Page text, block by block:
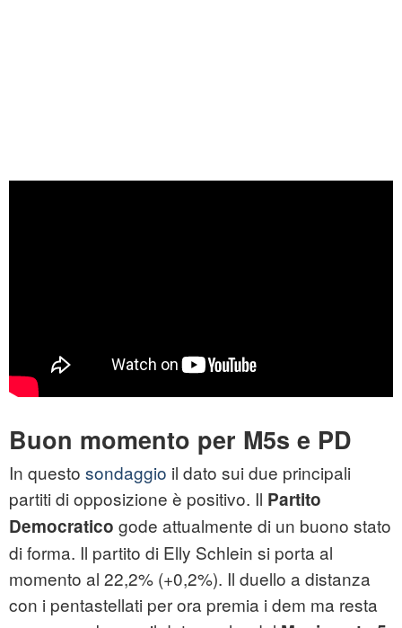
Buon momento per M5s e PD
In questo sondaggio il dato sui due principali
partiti di opposizione è positivo. Il Partito
Democratico gode attualmente di un buono stato
di forma. Il partito di Elly Schlein si porta al
momento al 22,2% (+0,2%). Il duello a distanza
con i pentastellati per ora premia i dem ma resta